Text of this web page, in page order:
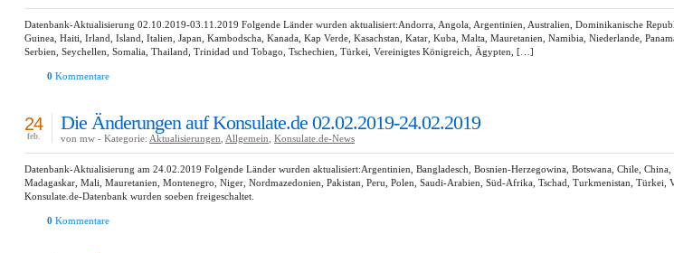
Datenbank-Aktualisierung 02.10.2019-03.11.2019 Folgende Länder wurden aktualisiert:Andorra, Angola, Argentinien, Australien, Dominikanische
Guinea, Haiti, Irland, Island, Italien, Japan, Kambodscha, Kanada, Kap Verde, Kasachstan, Katar, Kuba, Malta, Mauretanien, Namibia, Niederlande,
Serbien, Seychellen, Somalia, Thailand, Trinidad und Tobago, Tschechien, Türkei, Vereinigtes Königreich, Ägypten, […]
0 Kommentare
Die Änderungen auf Konsulate.de 02.02.2019-24.02.2019
24
feb. von mw - Kategorie: Aktualisierungen Allgemein Konsulate.de-News
Datenbank-Aktualisierung am 24.02.2019 Folgende Länder wurden aktualisiert:Argentinien, Bangladesch, Bosnien-Herzegowina, Botswana, Chile,
Madagaskar, Mali, Mauretanien, Montenegro, Niger, Nordmazedonien, Pakistan, Peru, Polen, Saudi-Arabien, Süd-Afrika, Tschad, Turkmenistan,
Konsulate.de-Datenbank wurden soeben freigeschaltet.
0 Kommentare